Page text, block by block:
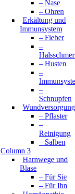
– Nase
– Ohren
Erkältung und
Immunsystem
– Fieber
–
– Husten
–
–
Schnupfen
Wundversorgung
– Pflaster
–
Reinigung
– Salben
Column 3
Harnwege und
Blase
– Für Sie
– Für Ihn